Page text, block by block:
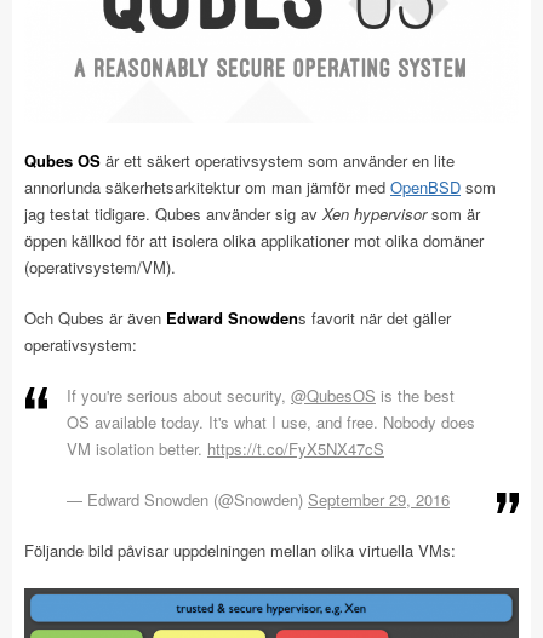
Qubes OS är ett säkert operativsystem som använder en lite
annorlunda säkerhetsarkitektur om man jämför med OpenBSD som
jag testat tidigare. Qubes använder sig av Xen hypervisorsom är
öppen källkod för att isolera olika applikationer mot olika domäner
(operativsystem/VM).
Och Qubes är även Edward Snowdens favorit när det gäller
operativsystem:
If you're serious about security, @QubesOS is the best
OS available today. It's what I use, and free. Nobody does
VM isolation better. https://t.co/FyX5NX47cS
— Edward Snowden (@Snowden) September 29, 2016
Följande bild påvisar uppdelningen mellan olika virtuella VMs: